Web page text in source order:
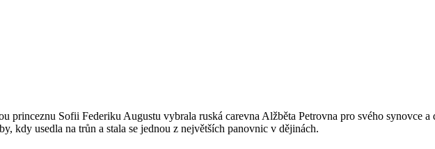
princeznu Sofii Federiku Augustu vybrala ruská carevna Alžběta Petrovna pro svého synovce a
kdy usedla na trůn a stala se jednou z největších panovnic v dějinách.